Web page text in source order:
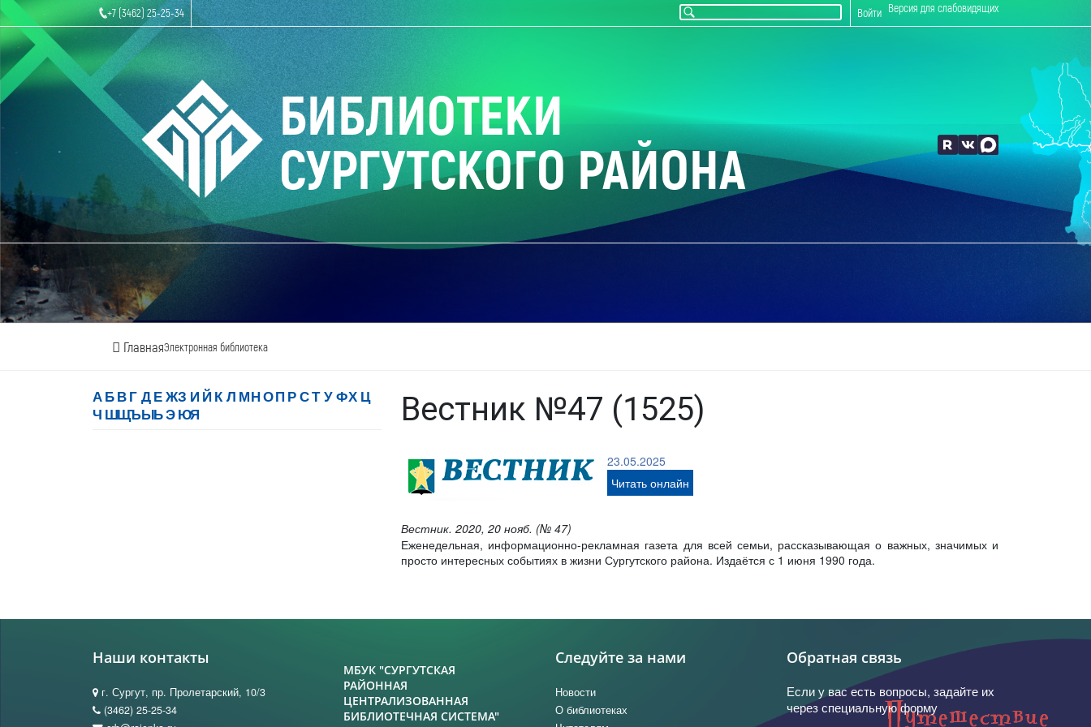
+7 (3462) 25-25-34 Версия для слабовидящих
Войти
БИБЛИОТЕКИ
СУРГУТСКОГО РАЙОНА
ГлавнаяЭлектронная библиотека
АБВГ ДЕЖЗ И Й К Л МНОП РСТ УФХ Ц
Ч ШЩЪЫЬЭЮЯ Вестник №47 (1525)
23.05.2025
Читать онлайн
Вестник. 2020, 20 нояб. (№ 47)
Еженедельная, информационно-рекламная газета для всей семьи, рассказывающая о важных, значимых и
просто интересных событиях в жизни Сургутского района. Издаётся с 1 июня 1990 года.
Наши контакты
г. Сургут, пр. Пролетарский, 10/3
(3462) 25-25-34
МБУК "СУРГУТСКАЯ
РАЙОННАЯ
ЦЕНТРАЛИЗОВАННАЯ
БИБЛИОТЕЧНАЯ СИСТЕМА"
Следуйте за нами
Новости
О библиотеках
Обратная связь
Если у вас есть вопросы, задайте их
через специальную форму